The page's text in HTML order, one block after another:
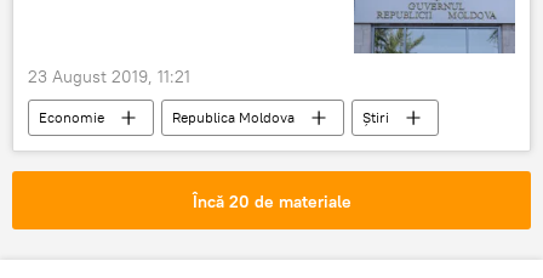
23 August 2019, 11:21
Economie Republica Moldova
Știri
Scop
Guvernul RM
politica fiscală
Analitică
Încă 20 de materiale